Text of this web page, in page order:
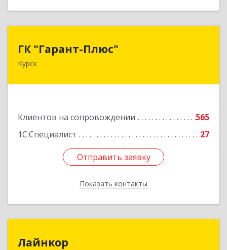
ГК "Гарант-Плюс"
Курск
Клиентов на сопровождении
565
1С:Специалист
27
Отправить заявку
Показать контакты
305035, Курская обл, Курск г, Овечкина ул, дом
Отправить заявку
Назад
Лайнкор